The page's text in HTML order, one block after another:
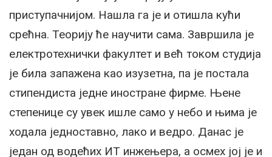
приступачнијом. Нашла га је и отишла кући
срећна. Теорију ће научити сама. Завршила је
електротехнички факултет и већ током студија
је била запажена као изузетна, па је постала
стипендиста једне иностране фирме. Њене
степенице су увек ишле само у небо и њима је
ходала једноставно, лако и ведро. Данас је
један од водећих ИТ инжењера, а осмех јој је и